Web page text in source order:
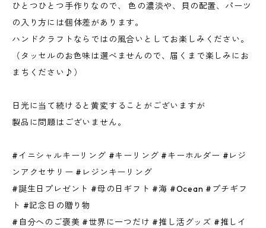
ひとつひとつ手作りなので、 色の濃淡や、貝の配置、パーツ
の入り方には個体差があります。
ハンドクラフトならではの風合いとしてお楽しみください。
（タッセルのお色味は選べませんので、届くまで楽しみにお
まちください♪）
日光に当て続けると黄変することがございますが
製品に問題はございません。
#イニシャルキーリング #キーリング #キーホルダー #レジ
ンアクセサリー #レジンキーリング
#誕生日プレゼント #母の日ギフト #海 #Ocean #プチギフ
ト #記念日の贈り物
#自分へのご褒美 #世界に一つだけ #推し活グッズ #推しイ